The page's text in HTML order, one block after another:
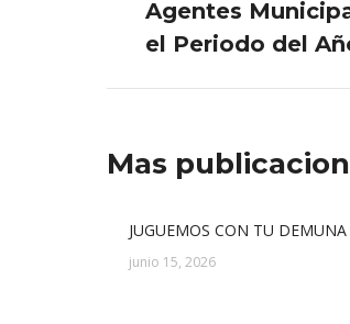
anterior:
Agentes
el Periodo del
Mas
JUGUEMOS CON TU DEMUNA
junio 15, 2026